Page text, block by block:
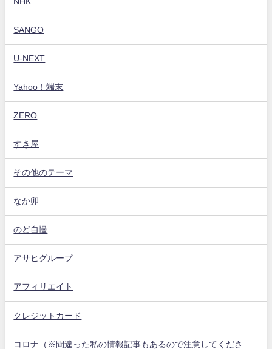
SANGO
U-NEXT
Yahoo！端末
ZERO
すき屋
その他のテーマ
なか卯
のど自慢
アサヒグループ
アフィリエイト
クレジットカード
コロナ（※間違った私の情報記事もあるので注意してくださ